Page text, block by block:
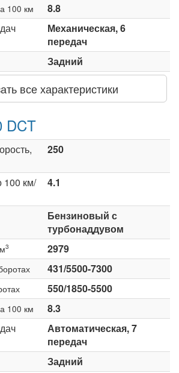
100 км
8.8
Механическая, 6
передач
Задний
все характеристики
DCT
250
100 км/
4.1
Бензиновый с
турбонаддувом
3
2979
431/5500-7300
550/1850-5500
100 км
8.3
Автоматическая, 7
передач
Задний